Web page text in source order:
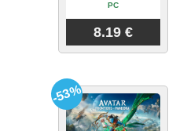
PC
8.19 €
-53%